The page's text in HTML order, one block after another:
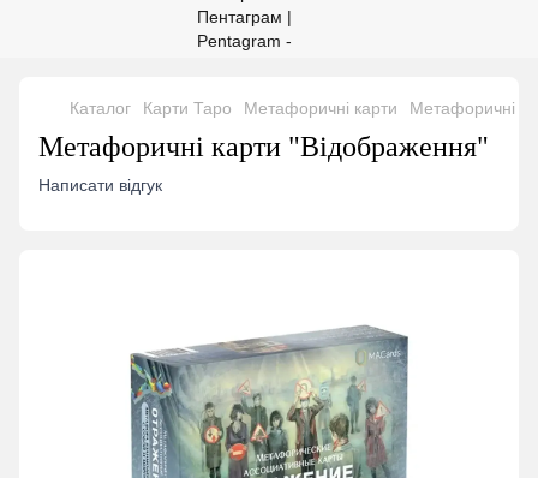
Каталог Карти Таро Метафоричні карти Метафоричні
Метафоричні карти "Відображення"
Написати відгук